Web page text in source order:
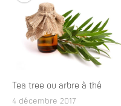
Tea tree ou arbre à thé
4 décembre 2017